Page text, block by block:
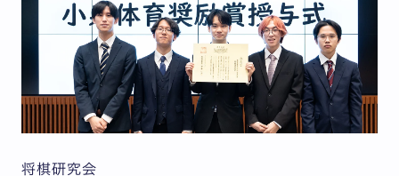
将棋研究会